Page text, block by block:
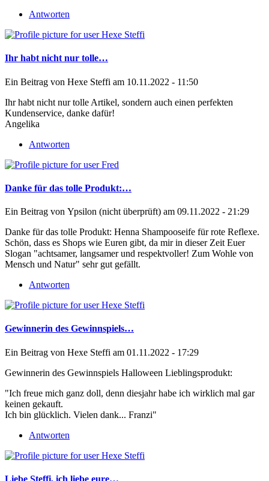
Antworten
Ihr habt nicht nur tolle…
Ein Beitrag von Hexe Steffi am 10.11.2022 - 11:50
Ihr habt nicht nur tolle Artikel, sondern auch einen perfekten
Kundenservice, danke dafür!
Angelika
Antworten
Danke für das tolle Produkt:…
Ein Beitrag von Ypsilon (nicht überprüft) am 09.11.2022 - 21:29
Danke für das tolle Produkt: Henna Shampooseife für rote Reflexe.
Schön, dass es Shops wie Euren gibt, da mir in dieser Zeit Euer
Slogan "achtsamer, langsamer und respektvoller! Zum Wohle von
Mensch und Natur" sehr gut gefällt.
Antworten
Gewinnerin des Gewinnspiels…
Ein Beitrag von Hexe Steffi am 01.11.2022 - 17:29
Gewinnerin des Gewinnspiels Halloween Lieblingsprodukt:
"Ich freue mich ganz doll, denn diesjahr habe ich wirklich mal gar
keinen gekauft.
Ich bin glücklich. Vielen dank... Franzi"
Antworten
Liebe Steffi, ich liebe eure…